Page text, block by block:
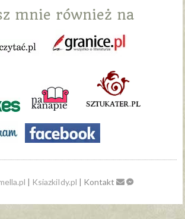
mnie również na
| KsiazkiIdy.pl | Kontakt